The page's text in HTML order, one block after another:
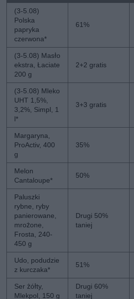
(3-5.08)
Polska
papryka
czerwona*
61%
(3-5.08) Masło
ekstra, Łaciate
200 g
2+2 gratis
(3-5.08) Mleko
UHT 1,5%,
3,2%, Simpl, 1
l*
3+3 gratis
Margaryna,
ProActiv, 400
g
35%
Melon
Cantaloupe*
50%
Paluszki
rybne, ryby
panierowane,
mrożone,
Frosta, 240-
450 g
Drugi 50%
taniej
Udo, podudzie
z kurczaka*
51%
Ser żółty,
Mlekpol, 150 g
Drugi 60%
taniej